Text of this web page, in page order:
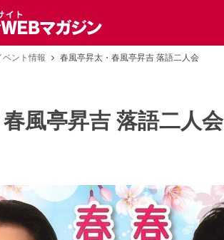
ベント情報 春風亭昇太・春風亭昇吉 落語二人会
風亭昇吉 落語二人会